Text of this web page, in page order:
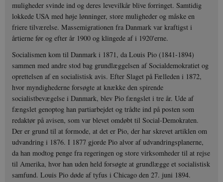
muligheder svinde ind og deres levevilkår blive forringet. Samtidig
lokkede USA med høje lønninger, store muligheder og måske en
friere tilværelse. Massemigrationen fra Danmark var kraftigst i
årtierne før og efter år 1900 og klingede af i 1920'erne.
Socialismen kom til Danmark i 1871, da Louis Pio (1841-1894)
sammen med andre stod bag grundlæggelsen af Socialdemokratiet og
oprettelsen af en socialistisk avis. Efter Slaget på Fælleden i 1872,
hvor myndighederne forsøgte at knække den spirende
socialistbevægelse i Danmark, blev Pio fængslet i tre år. Ude af
fængslet genoptog han partiarbejdet og trådte ind på posten som
redaktør på avisen, som var blevet omdøbt til Social-Demokraten.
Der er grund til at formode, at det er Pio, der har skrevet artiklen om
udvandring i 1876. I 1877 gjorde Pio alvor af udvandringsplanerne,
da han modtog penge fra regeringen og store virksomheder til at rejse
til Amerika, hvor han uden held forsøgte at grundlægge et socialistisk
samfund. Louis Pio døde af tyfus i Chicago den 27. juni 1894.